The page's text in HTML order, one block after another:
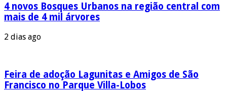
4 novos Bosques Urbanos na região central com
mais de 4 mil árvores
2 dias ago
Feira de adoção Lagunitas e Amigos de São
Francisco no Parque Villa-Lobos